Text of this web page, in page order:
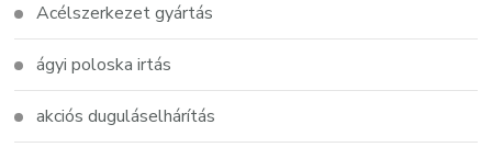
Acélszerkezet gyártás
ágyi poloska irtás
akciós duguláselhárítás